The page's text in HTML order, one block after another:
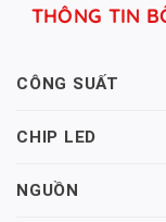
THÔNG TIN
CÔNG SUẤT
CHIP LED
NGUỒN